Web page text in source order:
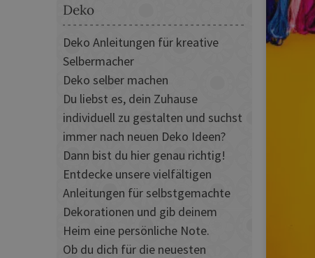
Deko
Deko Anleitungen für kreative
Selbermacher
Deko selber machen
Du liebst es, dein Zuhause
individuell zu gestalten und suchst
immer nach neuen Deko Ideen?
Dann bist du hier genau richtig!
Entdecke unsere vielfältigen
Anleitungen für selbstgemachte
Dekorationen und gib deinem
Heim eine persönliche Note.
Ob du dich für die neuesten